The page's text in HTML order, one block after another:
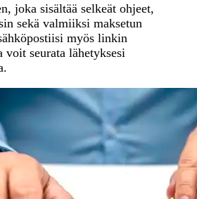
joka sisältää selkeät ohjeet,
sekä valmiiksi maksetun
myös linkin
seurata lähetyksesi